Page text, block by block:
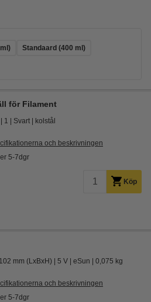
Standaard (400 ml)
för Filament
1 Svart kolstål
och beskrivningen
5-7dgr
Köp
mm (LxBxH) 5 V eSun 0,075 kg
och beskrivningen
5-7dgr